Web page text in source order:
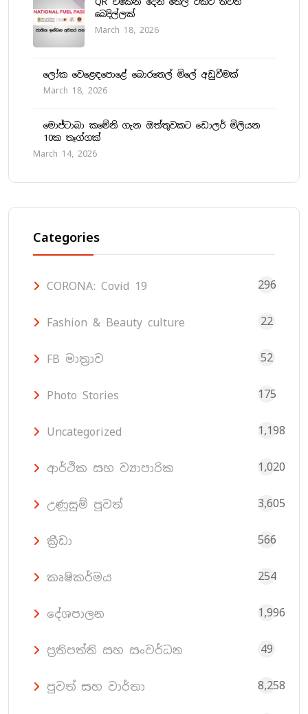
බෙදිල්ලක්
March 18, 2026
ලෝක වෙළෙඳපොළේ බොරතෙල් මිලේ අඩුවීමක්
March 18, 2026
මොජ්ටාබා කමේනි ගැන ඔත්තුවකට ඩොලර් මිලියන
10ක තෑග්ගක්
March 14, 2026
Categories
CORONA: Covid 19 296
Fashion & Beauty culture 22
FB මාත්‍රාව 52
Photo Stories 175
Uncategorized 1,198
ආර්ථික සහ ව්‍යාපාරික 1,020
උණුසුම් පුවත් 3,605
ක්‍රීඩා 566
කෘෂිකර්මය 254
දේශපාලන 1,996
ප්‍රතිපත්ති සහ සංවර්ධන 49
පුවත් සහ වාර්තා 8,258